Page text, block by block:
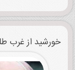
خورشید از غرب